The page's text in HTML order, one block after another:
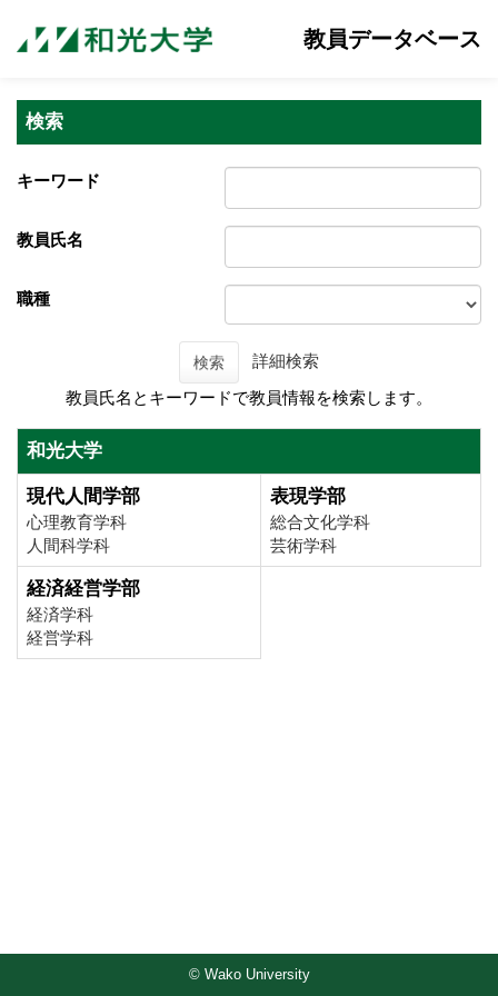
教員データベース
検索
キーワード
教員氏名
職種
検索
詳細検索
教員氏名とキーワードで教員情報を検索します。
和光大学
現代人間学部
心理教育学科
人間科学科
表現学部
総合文化学科
芸術学科
経済経営学部
経済学科
経営学科
© Wako University